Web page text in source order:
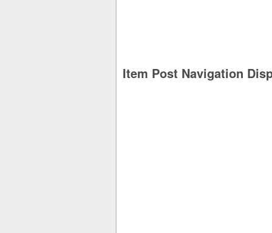
Item Post Navigation